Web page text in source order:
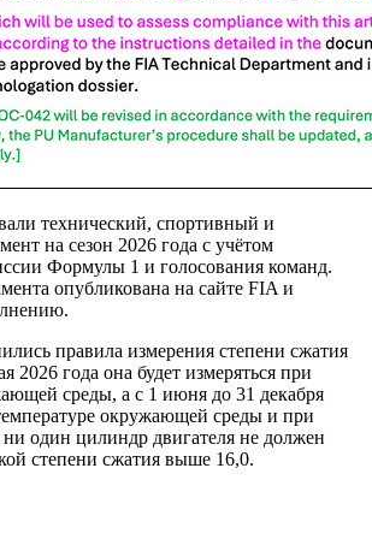
технический, спортивный и
на сезон 2026 года с учётом
Формулы 1 и голосования команд.
опубликована на сайте FIA и
правила измерения степени сжатия
2026 года она будет измеряться при
среды, а с 1 июня до 31 декабря
окружающей среды и при
ни один цилиндр двигателя не должен
степени сжатия выше 16,0.